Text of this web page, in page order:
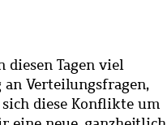
Tagen viel
Verteilungsfragen,
diese Konflikte um